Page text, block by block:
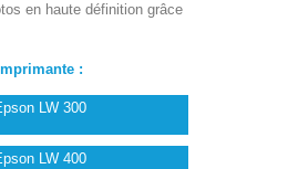
en haute définition grâce
:
LW 300
LW 400